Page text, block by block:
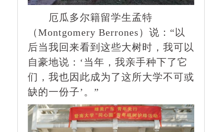
厄瓜多尔籍留学生孟特
（Montgomery Berrones）说：“以
后当我回来看到这些大树时，我可以
自豪地说：‘当年，我亲手种下了它
们，我也因此成为了这所大学不可或
缺的一份子’。”